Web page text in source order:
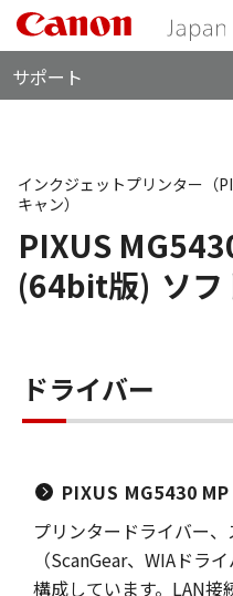
サポート
PIXUS
(64bit版) ソ
インクジェットプリンター（
キャン）
ドライバー
PIXUS MG5430
プリンタードライバー
（ScanGear、WIAド
構成しています。LAN